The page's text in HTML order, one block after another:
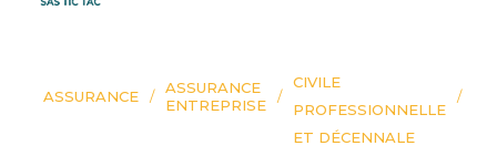
ASSURANCE
ASSURANCE
ENTREPRISE
CIVILE
PROFESSIONNELLE
ET DÉCENNALE